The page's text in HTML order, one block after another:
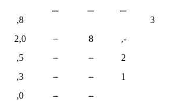
,8
– – –
3
2,0 – 8
‚-
,5 – –
2
,3 – –
1
,0 – –